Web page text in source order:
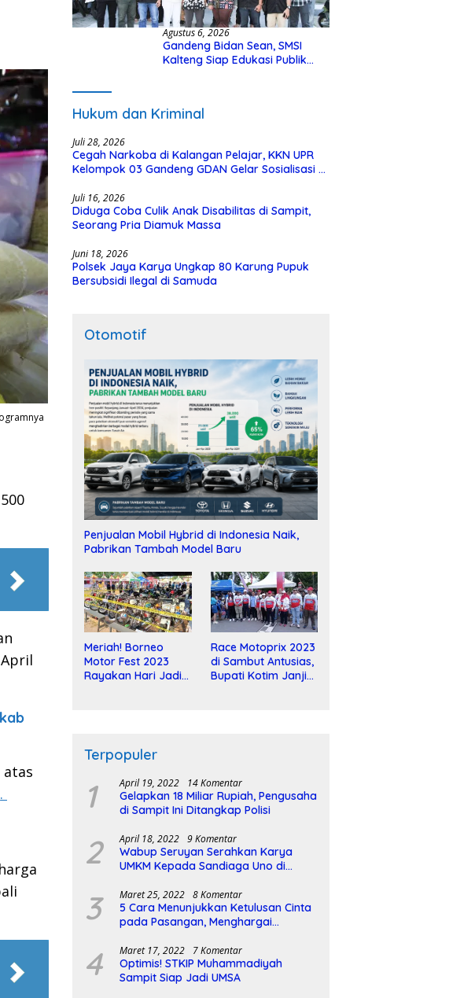
Agustus 6, 2026
Gandeng Bidan Sean, SMSI
Kalteng Siap Edukasi Publik
Hukum dan Kriminal
Juli 28, 2026
Cegah Narkoba di Kalangan Pelajar, KKN UPR
Kelompok 03 Gandeng GDAN Gelar Sosialisasi di
Juli 16, 2026
Diduga Coba Culik Anak Disabilitas di Sampit,
Seorang Pria Diamuk Massa
Juni 18, 2026
Polsek Jaya Karya Ungkap 80 Karung Pupuk
Bersubsidi Ilegal di Samuda
Otomotif
Penjualan Mobil Hybrid di Indonesia Naik,
Pabrikan Tambah Model Baru
Meriah! Borneo
Motor Fest 2023
Rayakan Hari Jadi
Race Motoprix 2023
di Sambut Antusias,
Bupati Kotim Janji
Terpopuler
1 April 19, 2022 14 Komentar
Gelapkan 18 Miliar Rupiah, Pengusaha
di Sampit Ini Ditangkap Polisi
2 April 18, 2022 9 Komentar
Wabup Seruyan Serahkan Karya
UMKM Kepada Sandiaga Uno di
3 Maret 25, 2022 8 Komentar
5 Cara Menunjukkan Ketulusan Cinta
pada Pasangan, Menghargai
4 Maret 17, 2022 7 Komentar
Optimis! STKIP Muhammadiyah
Sampit Siap Jadi UMSA